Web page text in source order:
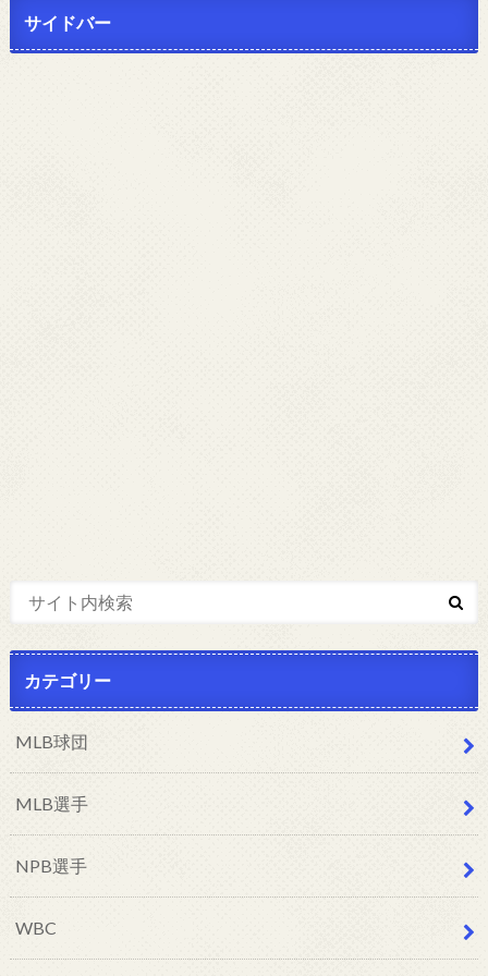
サイドバー
カテゴリー
MLB球団
MLB選手
NPB選手
WBC